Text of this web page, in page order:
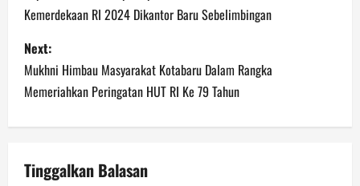
s
t
n
a
v
Kemerdekaan RI 2024 Dikantor Baru Sebelimbingan
Next:
Mukhni Himbau Masyarakat Kotabaru Dalam Rangka
Memeriahkan Peringatan HUT RI Ke 79 Tahun
Tinggalkan Balasan